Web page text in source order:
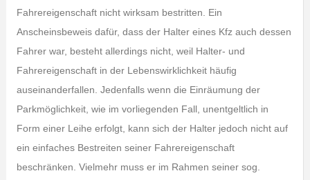
Fahrereigenschaft nicht wirksam bestritten. Ein
Anscheinsbeweis dafür, dass der Halter eines Kfz auch dessen
Fahrer war, besteht allerdings nicht, weil Halter- und
Fahrereigenschaft in der Lebenswirklichkeit häufig
auseinanderfallen. Jedenfalls wenn die Einräumung der
Parkmöglichkeit, wie im vorliegenden Fall, unentgeltlich in
Form einer Leihe erfolgt, kann sich der Halter jedoch nicht auf
ein einfaches Bestreiten seiner Fahrereigenschaft
beschränken. Vielmehr muss er im Rahmen seiner sog.